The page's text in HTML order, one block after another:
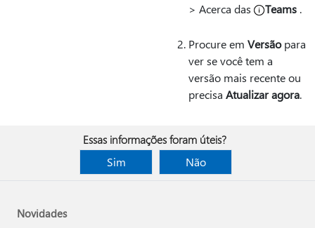
> Acerca das Teams .
Procure em Versãopara
ver se você tem a
versão mais recente ou
precisa Atualizar agora.
Essas informações foram úteis?
Sim
Não
Novidades